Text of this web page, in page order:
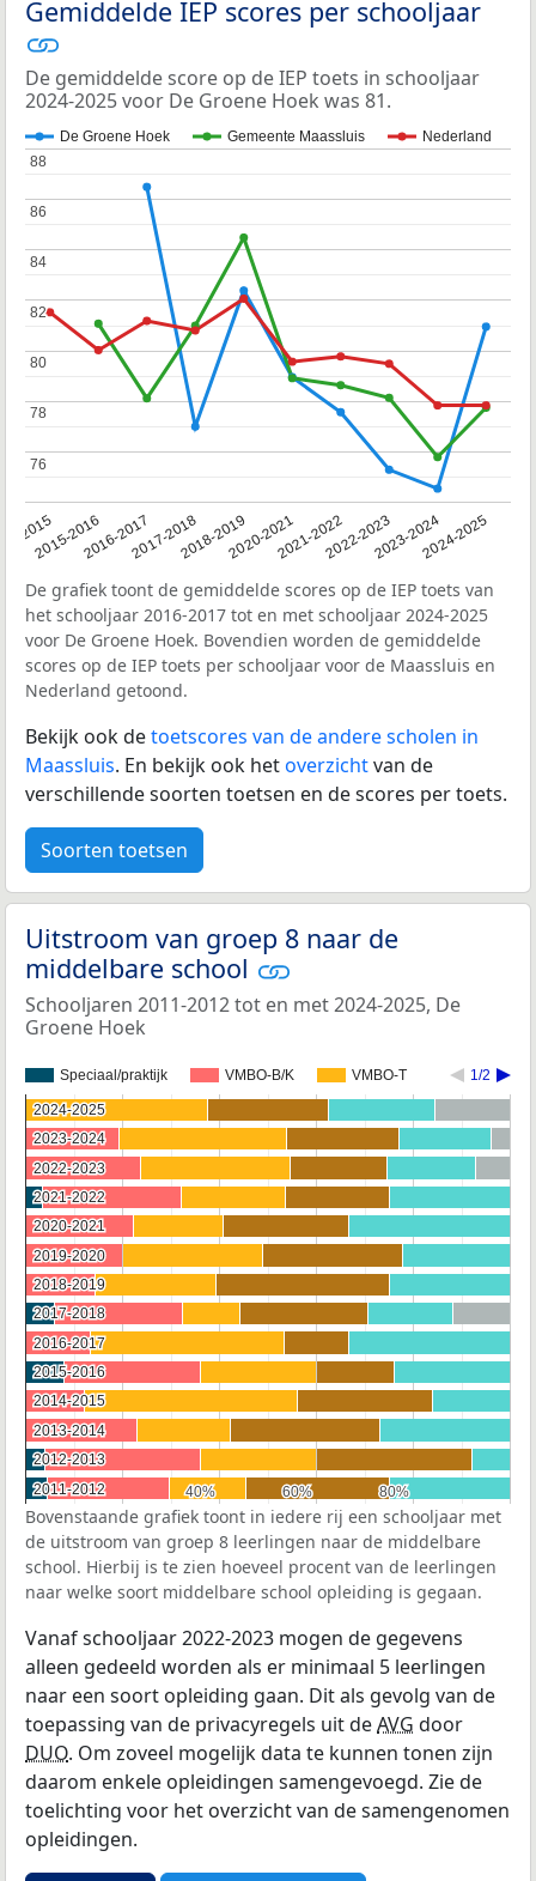
Gemiddelde IEP scores per schooljaar
De gemiddelde score op de IEP toets in schooljaar
2024-2025 voor De Groene Hoek was 81.
De Groene Hoek Gemeente Maassluis Nederland
2015
2015-20162016-20172017-20182018-20192020-20212021-20222022-20232023-20242024-2025
76
76
78
78
80
80
82
82
84
84
86
86
88
88
De grafiek toont de gemiddelde scores op de IEP toets van
het schooljaar 2016-2017 tot en met schooljaar 2024-2025
voor De Groene Hoek. Bovendien worden de gemiddelde
scores op de IEP toets per schooljaar voor de Maassluis en
Nederland getoond.
Bekijk ook detoetscores van de andere scholen in
Maassluis. En bekijk ook hetoverzichtvan de
verschillende soorten toetsen en de scores per toets.
Soorten toetsen
Uitstroom van groep 8 naar de
middelbare school
Schooljaren 2011-2012 tot en met 2024-2025, De
Groene Hoek
Speciaal/praktijk VMBO-B/K VMBO-T 1/2
40%
40% 60%
60% 80%
80%
2024-2025
2024-2025
2023-2024
2023-2024
2022-2023
2022-2023
2021-2022
2021-2022
2020-2021
2020-2021
2019-2020
2019-2020
2018-2019
2018-2019
2017-2018
2017-2018
2016-2017
2016-2017
2015-2016
2015-2016
2014-2015
2014-2015
2013-2014
2013-2014
2012-2013
2012-2013
2011-2012
2011-2012
Bovenstaande grafiek toont in iedere rij een schooljaar met
de uitstroom van groep 8 leerlingen naar de middelbare
school. Hierbij is te zien hoeveel procent van de leerlingen
naar welke soort middelbare school opleiding is gegaan.
Vanaf schooljaar 2022-2023 mogen de gegevens
alleen gedeeld worden als er minimaal 5 leerlingen
naar een soort opleiding gaan. Dit als gevolg van de
toepassing van de privacyregels uit deAVG door
DUO. Om zoveel mogelijk data te kunnen tonen zijn
daarom enkele opleidingen samengevoegd. Zie de
toelichting voor het overzicht van de samengenomen
opleidingen.